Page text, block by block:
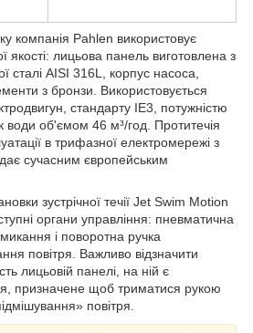
компанія Pahlen використовує
якості: лицьова панель виготовлена з
сталі AISI 316L, корпус насоса,
з бронзи. Використовується
стандарту IE3, потужністю
води об'ємом 46 м³/год. Протитечія
в трифазної електромережі з
сучасним європейським
зустрічної течії Jet Swim Motion
органи управління: пневматична
і поворотна ручка
повітря. Важливо відзначити
лицьовій панелі, на ній є
призначене щоб триматися рукою
повітря.